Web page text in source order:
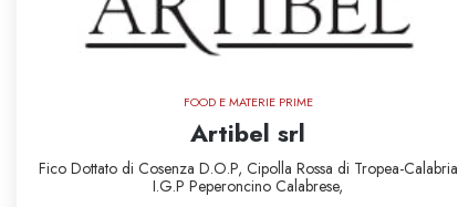
FOOD E MATERIE PRIME
Artibel srl
Fico Dottato di Cosenza D.O.P, Cipolla Rossa di Tropea-Calabria
I.G.P Peperoncino Calabrese,